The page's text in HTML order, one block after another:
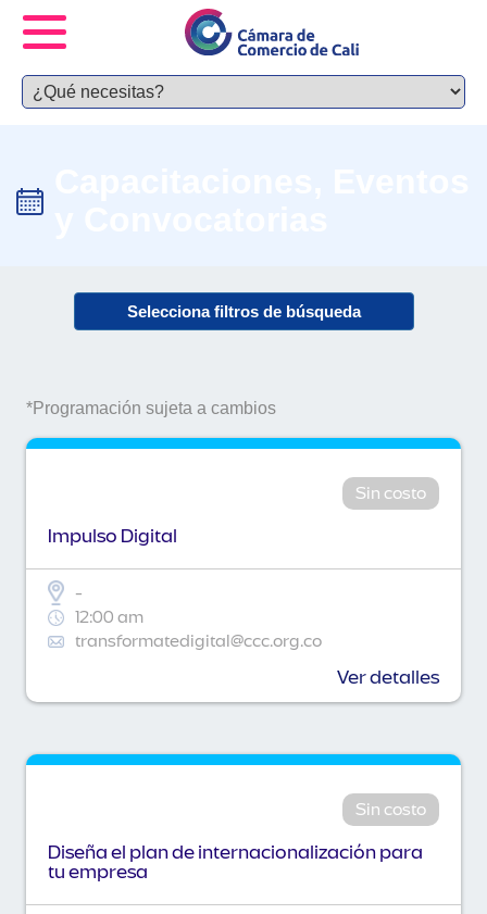
Selecciona filtros de búsqueda
*Programación sujeta a cambios
Sin costo
Impulso Digital
-
12:00 am
transformatedigital@ccc.org.co
Ver detalles
Sin costo
Diseña el plan de internacionalización para
tu empresa